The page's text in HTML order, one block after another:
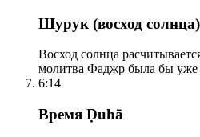
Шурук (восход солнца)
Восход солнца
молитва Фаджр была бы уже
6:14
Время Ḍuhā